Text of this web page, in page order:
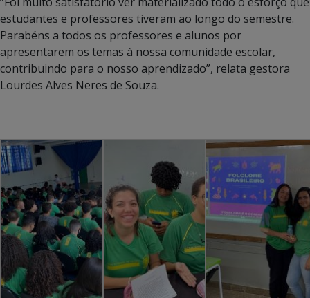
estudantes e professores tiveram ao longo do semestre.
Parabéns a todos os professores e alunos por
apresentarem os temas à nossa comunidade escolar,
contribuindo para o nosso aprendizado”, relata gestora
Lourdes Alves Neres de Souza.